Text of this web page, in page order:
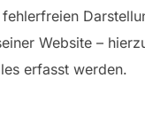
Website –
erfasst werden.